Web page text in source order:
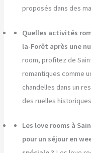
proposés dans des
Quelles activités
la-Forêt après une
room, profitez de
romantiques comme
chandelles dans un
des ruelles
Les love rooms à
pour un séjour en